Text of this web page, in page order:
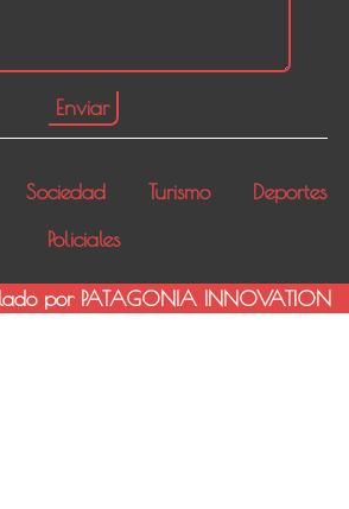
Sociedad Turismo
Deportes
Policiales
por PATAGONIA INNOVATION